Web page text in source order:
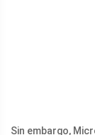
Sin embargo,